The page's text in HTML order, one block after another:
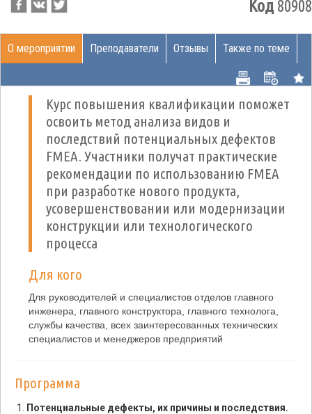
Код80908
О мероприятии Преподаватели Отзывы Также по теме
Курс повышения квалификации поможет
освоить метод анализа видов и
последствий потенциальных дефектов
FMEA. Участники получат практические
рекомендации по использованию FMEA
при разработке нового продукта,
усовершенствовании или модернизации
конструкции или технологического
процесса
Для кого
Для руководителей и специалистов отделов главного
инженера, главного конструктора, главного технолога,
службы качества, всех заинтересованных технических
специалистов и менеджеров предприятий
Программа
Потенциальные дефекты, их причины и последствия.